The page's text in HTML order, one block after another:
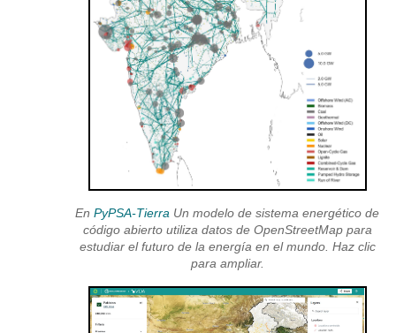
Por qué el mapeo de
infraestructuras suscita
La mayor parte de la
infraestructura de red ya es
públicamente visible
El mayor riesgo: la falta de
Consentimiento
En PyPSA-Tierra Un modelo de sistema energético de
código abierto utiliza datos de OpenStreetMap para
estudiar el futuro de la energía en el mundo. Haz clic
para ampliar.